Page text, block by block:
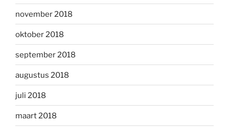
november 2018
oktober 2018
september 2018
augustus 2018
juli 2018
maart 2018